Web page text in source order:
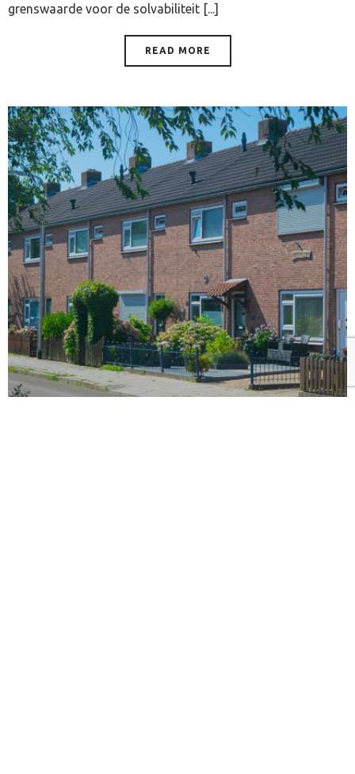
grenswaarde voor de solvabiliteit [...]
READ MORE